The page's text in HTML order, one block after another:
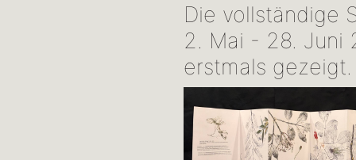
Die vollständige
2. Mai - 28. Juni
erstmals gezeigt.